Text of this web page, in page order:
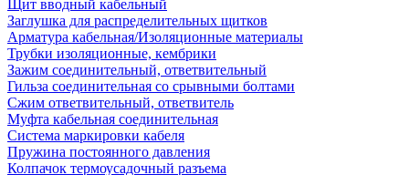
Щит вводный кабельный
Заглушка для распределительных щитков
Арматура кабельная/Изоляционные материалы
Трубки изоляционные, кембрики
Зажим соединительный, ответвительный
Гильза соединительная со срывными болтами
Сжим ответвительный, ответвитель
Муфта кабельная соединительная
Система маркировки кабеля
Пружина постоянного давления
Колпачок термоусадочный разъема